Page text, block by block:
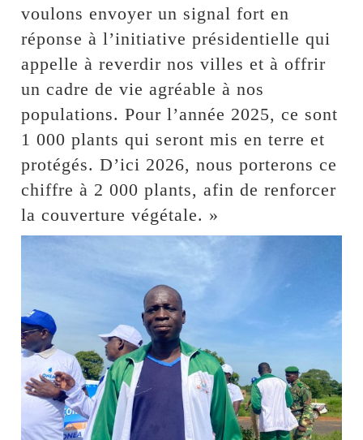
voulons envoyer un signal fort en
réponse à l’initiative présidentielle qui
appelle à reverdir nos villes et à offrir
un cadre de vie agréable à nos
populations. Pour l’année 2025, ce sont
1 000 plants qui seront mis en terre et
protégés. D’ici 2026, nous porterons ce
chiffre à 2 000 plants, afin de renforcer
la couverture végétale. »